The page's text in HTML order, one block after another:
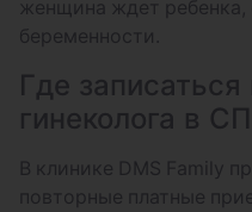
женщина ждет ребенка,
беременности.
Где
гинеколога в
В клинике DMS Family
повторные платные